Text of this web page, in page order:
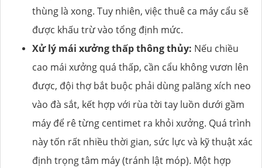
thùng là xong. Tuy nhiên, việc thuê ca máy cẩu sẽ
được khấu trừ vào tổng định mức.
Xử lý mái xưởng thấp thông thủy: Nếu chiều
cao mái xưởng quá thấp, cần cẩu không vươn lên
được, đội thợ bắt buộc phải dùng palăng xích neo
vào đà sắt, kết hợp với rùa tời tay luồn dưới gầm
máy để rê từng centimet ra khỏi xưởng. Quá trình
này tốn rất nhiều thời gian, sức lực và kỹ thuật xác
định trọng tâm máy (tránh lật móp). Một hợp